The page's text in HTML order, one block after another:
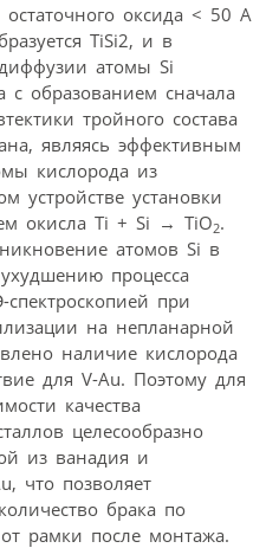
оксида < 50 A
TiSi2, и в
атомы Si
с образованием сначала
тройного состава
являясь эффективным
кислорода из
устройстве установки
окисла Ti + Si → TiO2.
атомов Si в
процесса
при
на непланарной
наличие кислорода
для V-Au. Поэтому для
качества
целесообразно
из ванадия и
что позволяет
брака по
рамки после монтажа.